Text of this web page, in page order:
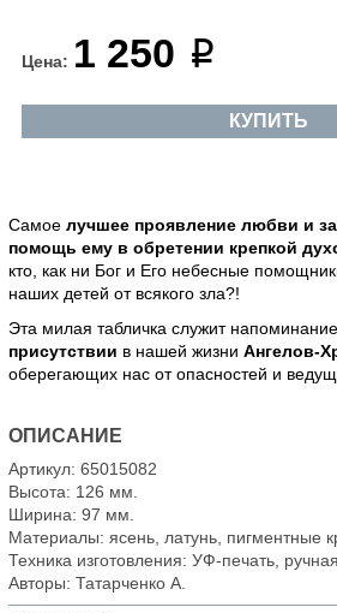
Цена: 1 250
КУПИТЬ
Самое лучшее проявление любви и
помощь ему в обретении крепкой
кто, как ни Бог и Его небесные
наших детей от всякого зла?!
Эта милая табличка служит
присутствии в нашей жизни Ангелов-
оберегающих нас от опасностей и
ОПИСАНИЕ
Артикул: 65015082
Высота: 126 мм.
Ширина: 97 мм.
Материалы: ясень, латунь, пигментные
Техника изготовления: УФ-печать,
Авторы: Татарченко А.